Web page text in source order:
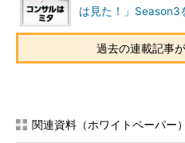
は見た！」Season3
過去の連載記事
関連資料（ホワイトペーパー）